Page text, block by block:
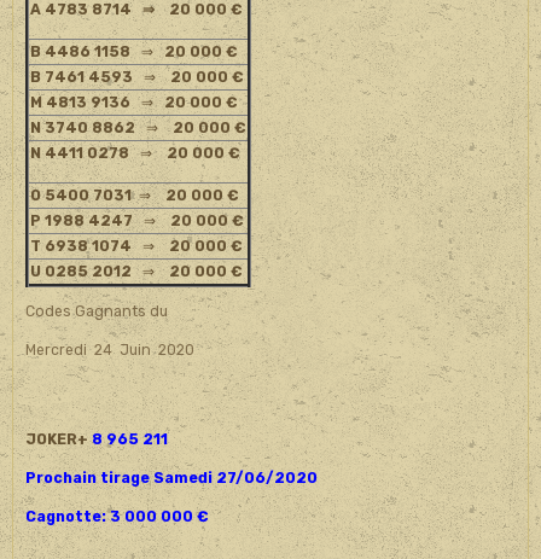
Codes Gagnants du
Mercredi 24 Juin 2020
A 4783 8714 ⇒ 20 000 €
B 4486 1158 ⇒ 20 000 €
B 7461 4593⇒ 20 000 €
M 4813 9136⇒ 20 000 €
N 3740 8862⇒ 20 000 €
N 4411 0278⇒20 000 €
O 5400 7031⇒20 000 €
P 1988 4247⇒ 20 000 €
T 6938 1074 ⇒ 20 000 €
U 0285 2012 ⇒ 20 000 €
JOKER+8 965 211
Prochain tirage Samedi 27/06/2020
Cagnotte: 3 000 000 €